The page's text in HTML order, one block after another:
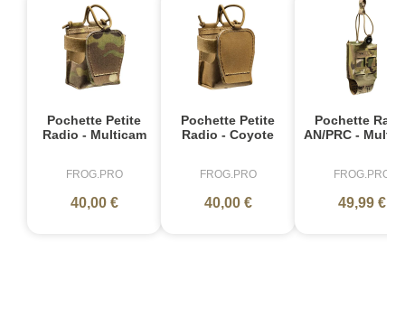
Pochette Petite
Radio - Multicam
FROG.PRO
40,00 €
Pochette Petite
Radio - Coyote
FROG.PRO
40,00 €
Pochette
AN/PRC -
FROG.PRO
49,99 €